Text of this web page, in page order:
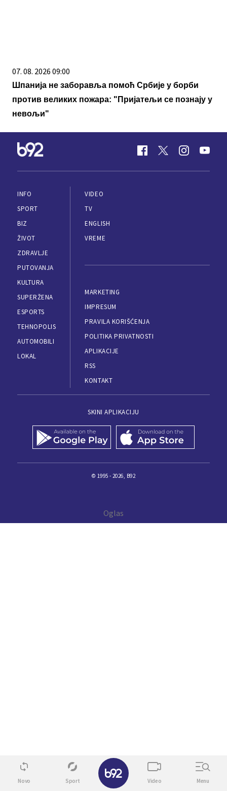
07. 08. 2026 09:00
Шпанија не заборавља помоћ Србије у борби
против великих пожара: "Пријатељи се познају у
невољи"
INFO
SPORT
BIZ
ŽIVOT
ZDRAVLJE
PUTOVANJA
KULTURA
SUPERŽENA
ESPORTS
TEHNOPOLIS
AUTOMOBILI
LOKAL
VIDEO
TV
ENGLISH
VREME
MARKETING
IMPRESUM
PRAVILA KORIŠĆENJA
POLITIKA PRIVATNOSTI
APLIKACIJE
RSS
KONTAKT
SKINI APLIKACIJU
© 1995 - 2026, B92
Novo Sport Video Menu
✕